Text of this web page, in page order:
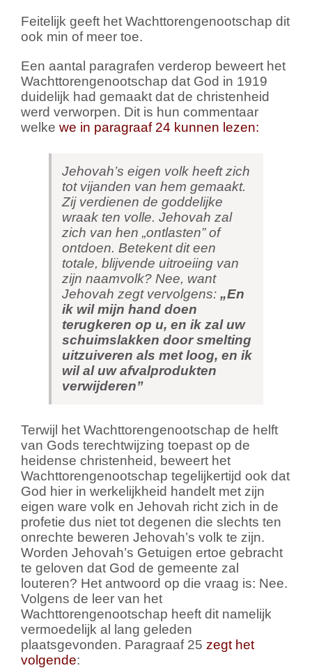
Feitelijk geeft het Wachttorengenootschap dit
ook min of meer toe.
Een aantal paragrafen verderop beweert het
Wachttorengenootschap dat God in 1919
duidelijk had gemaakt dat de christenheid
werd verworpen. Dit is hun commentaar
welke we in paragraaf 24 kunnen lezen:
Jehovah’s eigen volk heeft zich
tot vijanden van hem gemaakt.
Zij verdienen de goddelijke
wraak ten volle. Jehovah zal
zich van hen „ontlasten” of
ontdoen. Betekent dit een
totale, blijvende uitroeiing van
zijn naamvolk? Nee, want
Jehovah zegt vervolgens: „En
ik wil mijn hand doen
terugkeren op u, en ik zal uw
schuimslakken door smelting
uitzuiveren als met loog, en ik
wil al uw afvalprodukten
verwijderen”
Terwijl het Wachttorengenootschap de helft
van Gods terechtwijzing toepast op de
heidense christenheid, beweert het
Wachttorengenootschap tegelijkertijd ook dat
God hier in werkelijkheid handelt met zijn
eigen ware volk en Jehovah richt zich in de
profetie dus niet tot degenen die slechts ten
onrechte beweren Jehovah’s volk te zijn.
Worden Jehovah’s Getuigen ertoe gebracht
te geloven dat God de gemeente zal
louteren? Het antwoord op die vraag is: Nee.
Volgens de leer van het
Wachttorengenootschap heeft dit namelijk
vermoedelijk al lang geleden
plaatsgevonden. Paragraaf 25 zegt het
volgende: